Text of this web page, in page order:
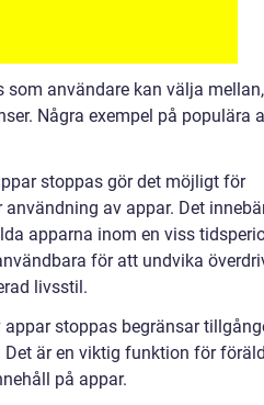
användare kan välja mellan,
Några exempel på populära
stoppas gör det möjligt för
av appar. Det
apparna inom en viss
för att undvika
livsstil.
stoppas begränsar
är en viktig funktion för
på appar.